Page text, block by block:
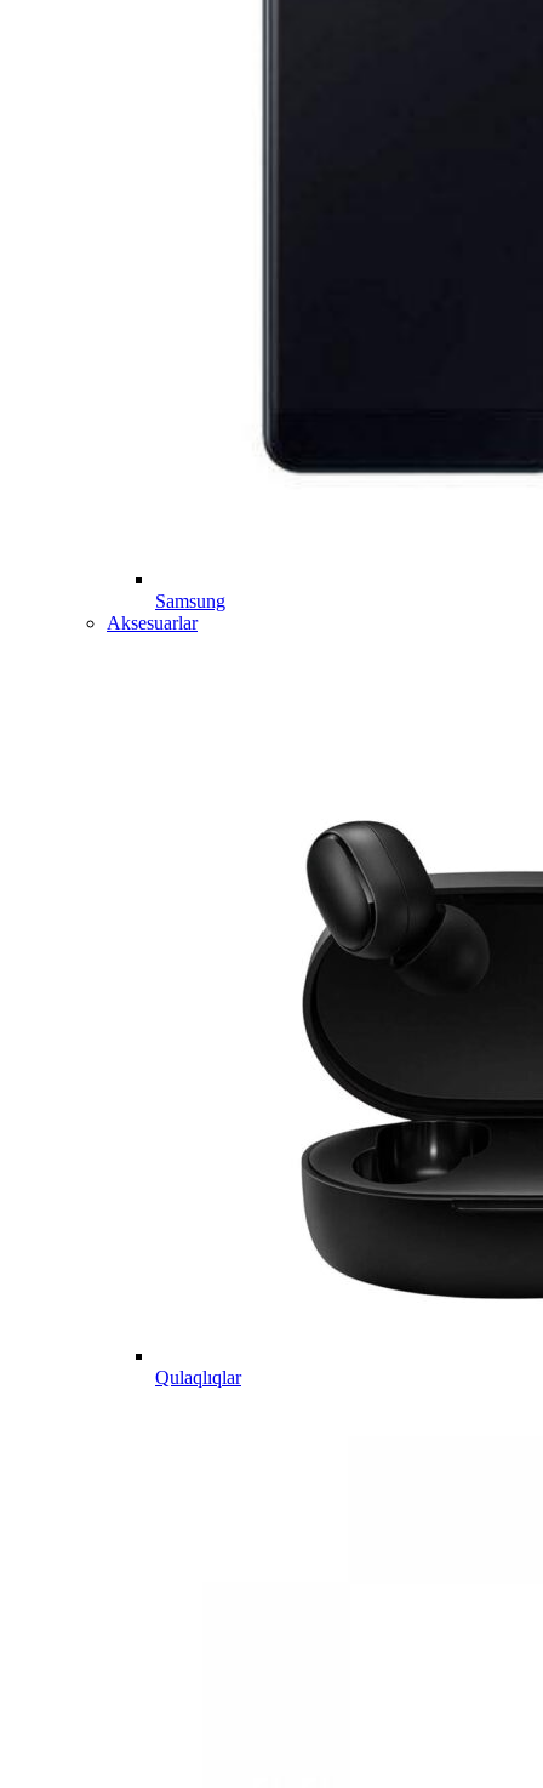
Samsung
Aksesuarlar
Qulaqlıqlar